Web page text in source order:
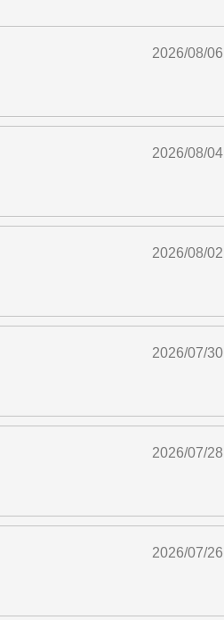
2026/08/06
2026/08/04
2026/08/02
2026/07/30
2026/07/28
2026/07/26